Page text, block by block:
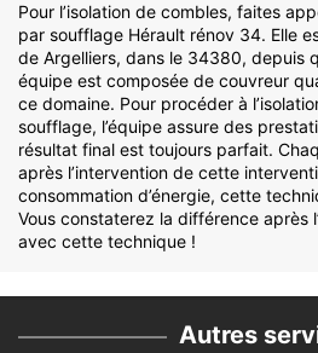
Pour l’isolation de combles, faites
par soufflage Hérault rénov 34. Elle
de Argelliers, dans le 34380, depuis
équipe est composée de couvreur
ce domaine. Pour procéder à
soufflage, l’équipe assure des
résultat final est toujours parfait.
après l’intervention de cette
consommation d’énergie, cette
Vous constaterez la différence après
avec cette technique !
Autres